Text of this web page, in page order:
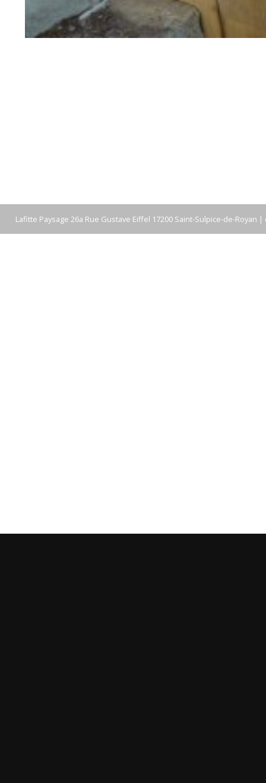
Lafitte Paysage 26a Rue Gustave Eiffel 17200 Saint-Sulpice-de-Royan |